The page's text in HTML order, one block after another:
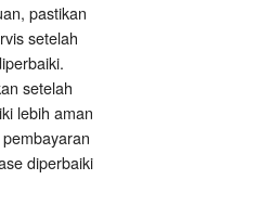
pastikan
setelah
setelah
lebih aman
diperbaiki